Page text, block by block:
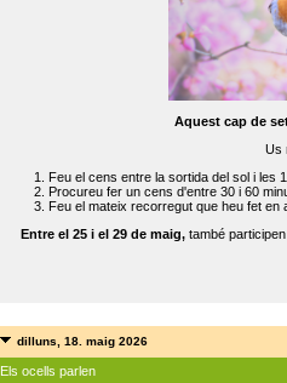
Aquest cap de
Us
Feu el cens entre la sortida del sol i les
Procureu fer un cens d'entre 30 i 60
Feu el mateix recorregut que heu fet en
Entre el 25 i el 29 de maig, també
dilluns, 18. maig 2026
Els ocells parlen